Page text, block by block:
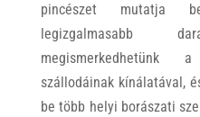
pincészet mutatja
legizgalmasabb
megismerkedhetünk
szállodáinak kínálatával,
be több helyi borászati